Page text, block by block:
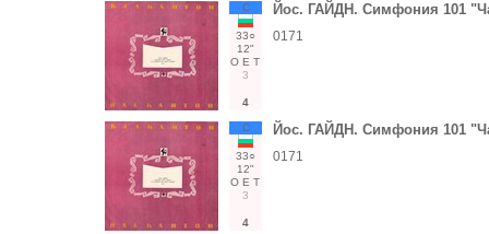
С
33○
12"
О Е Т
3
4
Йос. ГАЙДН. Симфония 101
0171
С
33○
12"
О Е Т
3
4
Йос. ГАЙДН. Симфония 101
0171